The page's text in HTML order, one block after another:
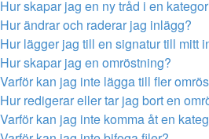
Hur skapar jag en ny tråd i en
Hur ändrar och raderar jag inlägg?
Hur lägger jag till en signatur till mitt
Hur skapar jag en omröstning?
Varför kan jag inte lägga till fler
Hur redigerar eller tar jag bort en
Varför kan jag inte komma åt en